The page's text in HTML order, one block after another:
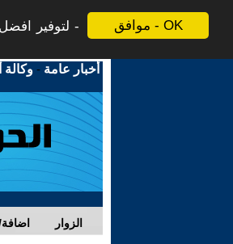
موافق - OK
لتوفير
أخبار عامة -وكالة
الزوار